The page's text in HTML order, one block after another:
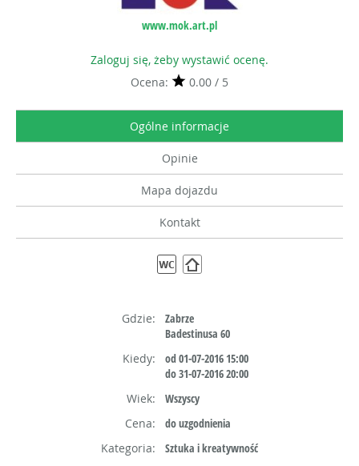
www.mok.art.pl
Zaloguj się, żeby wystawić ocenę.
Ocena:
0.00 / 5
Ogólne informacje
Opinie
Mapa dojazdu
Kontakt
Gdzie:
Zabrze
Badestinusa 60
Kiedy:
od 01-07-2016 15:00
do 31-07-2016 20:00
Wiek:
Wszyscy
Cena:
do uzgodnienia
Kategoria:
Sztuka i kreatywność